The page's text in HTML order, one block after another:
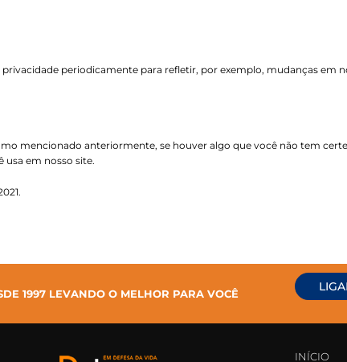
periodicamente para refletir, por exemplo, mudanças em
mencionado anteriormente, se houver algo que você não tem
usa em nosso site.
1997 LEVANDO O MELHOR PARA VOCÊ
INÍCIO